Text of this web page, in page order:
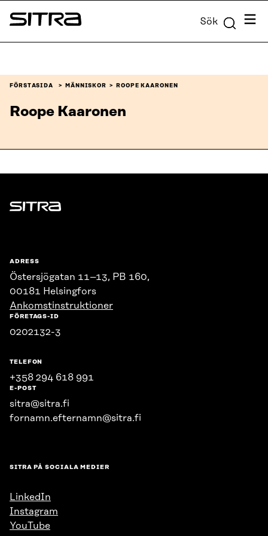
Skip to
content
Sitra Sök Meny
FÖRSTASIDA MÄNNISKOR ROOPE KAARONEN
Roope Kaaronen
Sitra
ADRESS
Östersjögatan 11–13, PB 160,
00181 Helsingfors
Ankomstinstruktioner
FÖRETAGS-ID
0202132-3
TELEFON
+358 294 618 991
E-POST
sitra@sitra.fi
fornamn.efternamn@sitra.fi
SITRA PÅ SOCIALA MEDIER
LinkedIn
Instagram
YouTube